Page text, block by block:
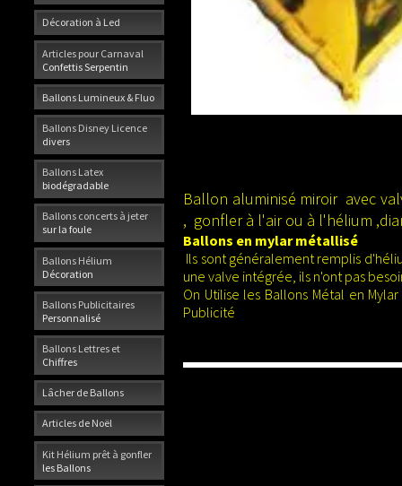
Décoration à Led
Articles pour Carnaval
Confettis Serpentin
Ballons Lumineux & Fluo
Ballons Disney Licence
divers
Ballons Latex
biodégradable
Ballons concerts à jeter
sur la foule
Ballons Hélium
Décoration
Ballons Publicitaires
Personnalisé
Ballons Lettres et
Chiffres
Lâcher de Ballons
Articles de Noël
Kit Hélium prêt à gonfler
les Ballons
Ballon aluminisé miroir avec
, gonfler à l'air ou à l'hélium
Ballons en mylar métallisé
Ils sont généralement remplis
une valve intégrée, ils n'ont pas
On Utilise les Ballons Métal en
Publicité